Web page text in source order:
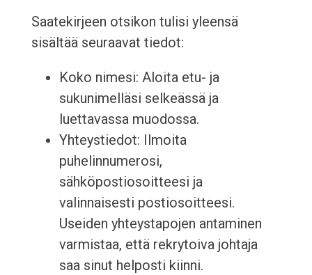
Saatekirjeen otsikon tulisi yleensä
sisältää seuraavat tiedot:
Koko nimesi: Aloita etu- ja
sukunimelläsi selkeässä ja
luettavassa muodossa.
Yhteystiedot: Ilmoita
puhelinnumerosi,
sähköpostiosoitteesi ja
valinnaisesti postiosoitteesi.
Useiden yhteystapojen antaminen
varmistaa, että rekrytoiva johtaja
saa sinut helposti kiinni.